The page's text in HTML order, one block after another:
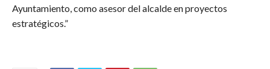
Ayuntamiento, como asesor del alcalde en proyectos
estratégicos.”